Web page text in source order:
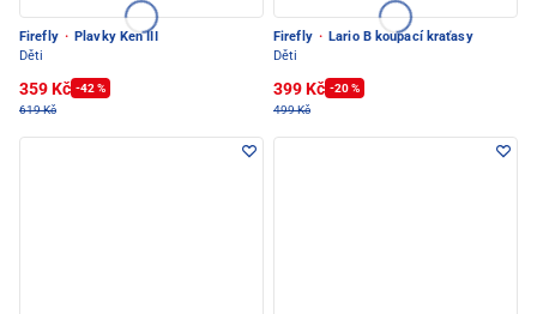
Firefly · Plavky Ken III
Děti
359 Kč -42 %
619 Kč
Firefly · Lario B koupací kraťasy
Děti
399 Kč -20 %
499 Kč